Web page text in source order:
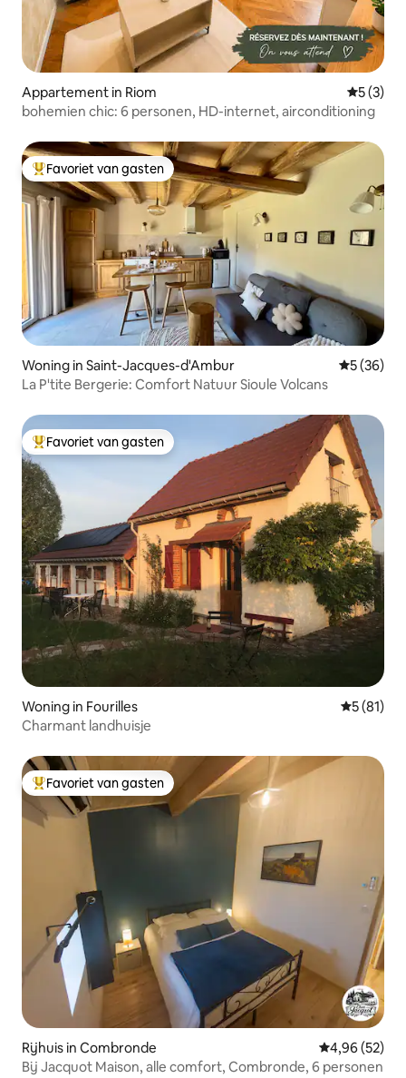
Appartement in Riom
5 (3)
bohemien chic: 6 personen, HD-internet, airconditioning
Topfavoriet van gasten
Favoriet van gasten
Woning in Saint-Jacques-d'Ambur
5 (36)
La P'tite Bergerie: Comfort Natuur Sioule Volcans
Topfavoriet van gasten
Favoriet van gasten
Woning in Fourilles
5 (81)
Charmant landhuisje
Topfavoriet van gasten
Favoriet van gasten
Rijhuis in Combronde Gemiddelde
4,96 (52)
Bij Jacquot Maison, alle comfort, Combronde, 6 personen